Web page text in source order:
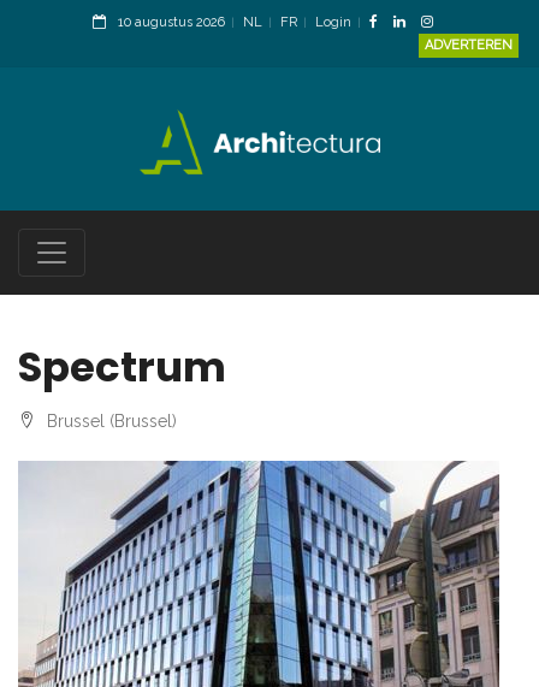
10 augustus 2026 NL FR
Login
ADVERTEREN
Spectrum
Brussel (Brussel)